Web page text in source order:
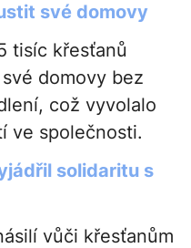
své domovy
tisíc křesťanů
domovy bez
což vyvolalo
ve společnosti.
solidaritu s
vůči křesťanům